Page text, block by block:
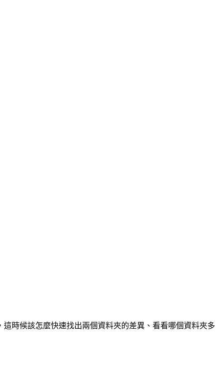
時候該怎麼快速找出兩個資料夾的差異、看看哪個資料夾多